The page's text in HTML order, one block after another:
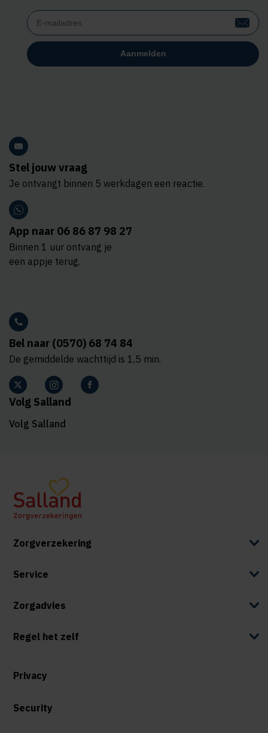
Stel jouw vraag
Je ontvangt binnen 5 werkdagen een reactie.
App naar 06 86 87 98 27
Binnen 1 uur ontvang je
een appje terug.
Bel naar (0570) 68 74 84
De gemiddelde wachttijd is 1,5 min.
Volg Salland
Volg Salland
Zorgverzekering
Service
Zorgadvies
Regel het zelf
Privacy
Security